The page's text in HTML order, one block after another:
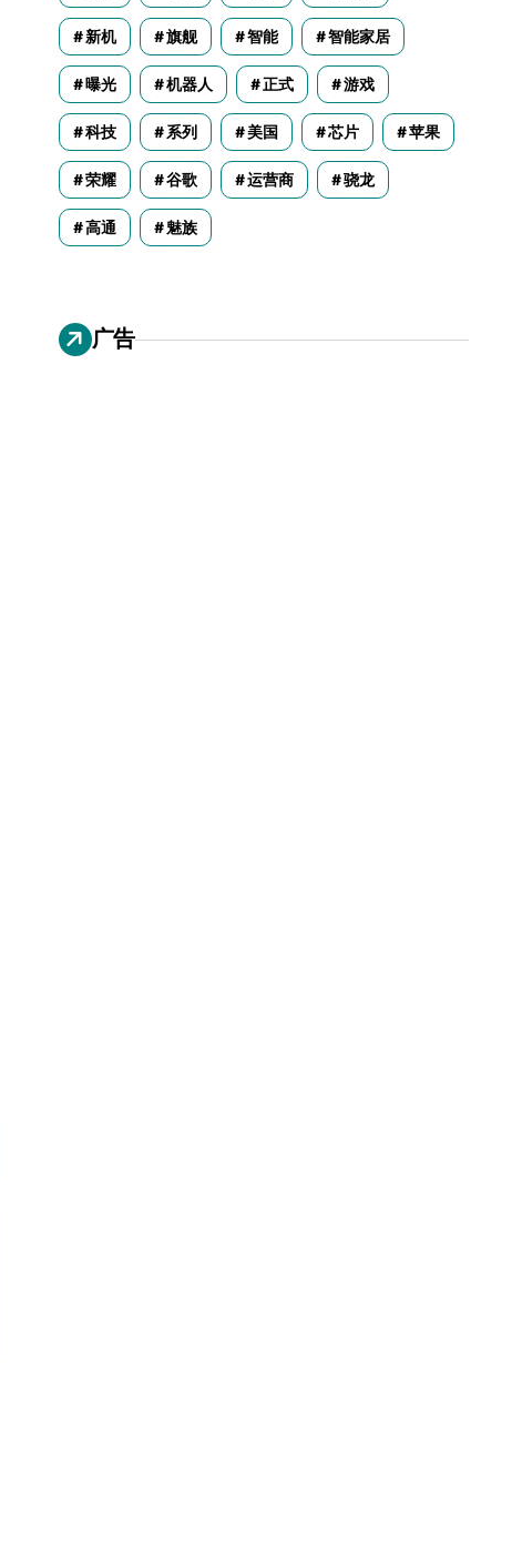
新机 旗舰 智能 智能家居
曝光 机器人 正式 游戏
科技 系列 美国 芯片 苹果
荣耀 谷歌 运营商 骁龙
高通 魅族
广告